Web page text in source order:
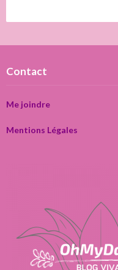
Contact
Me joindre
Mentions Légales